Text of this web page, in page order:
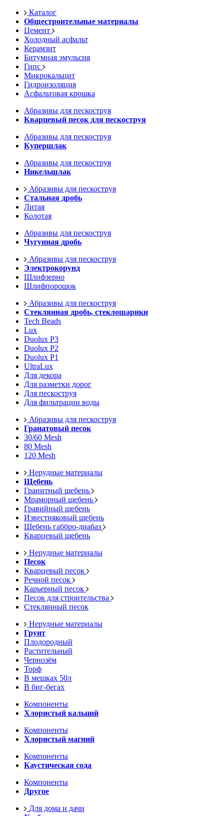
Каталог
Общестроительные материалы
Цемент
Холодный асфальт
Керамзит
Битумная эмульсия
Гипс
Микрокальцит
Гидроизоляция
Асфальтовая крошка
Абразивы для пескоструя
Кварцевый песок для пескоструя
Абразивы для пескоструя
Купершлак
Абразивы для пескоструя
Никельшлак
Абразивы для пескоструя
Стальная дробь
Литая
Колотая
Абразивы для пескоструя
Чугунная дробь
Абразивы для пескоструя
Электрокорунд
Шлифзерно
Шлифпорошок
Абразивы для пескоструя
Стеклянная дробь, стеклошарики
Tech Beads
Lux
Duolux P3
Duolux P2
Duolux P1
UltraLux
Для декора
Для разметки дорог
Для пескоструя
Для фильтрации воды
Абразивы для пескоструя
Гранатовый песок
30/60 Mesh
80 Mesh
120 Mesh
Нерудные материалы
Щебень
Гранитный щебень
Мраморный щебень
Гравийный щебень
Известняковый щебень
Щебень габбро-диабаз
Кварцевый щебень
Нерудные материалы
Песок
Кварцевый песок
Речной песок
Карьерный песок
Песок для строительства
Стеклянный песок
Нерудные материалы
Грунт
Плодородный
Растительный
Чернозём
Торф
В мешках 50л
В биг-бегах
Компоненты
Хлористый кальций
Компоненты
Хлористый магний
Компоненты
Каустическая сода
Компоненты
Другое
Для дома и дачи